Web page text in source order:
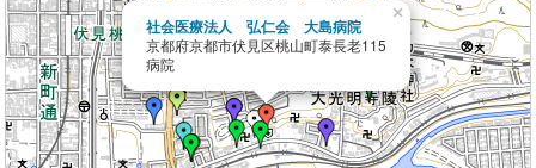
社会医療法人 弘仁会 大島病院
京都府京都市伏見区桃山町泰長老115
病院
×